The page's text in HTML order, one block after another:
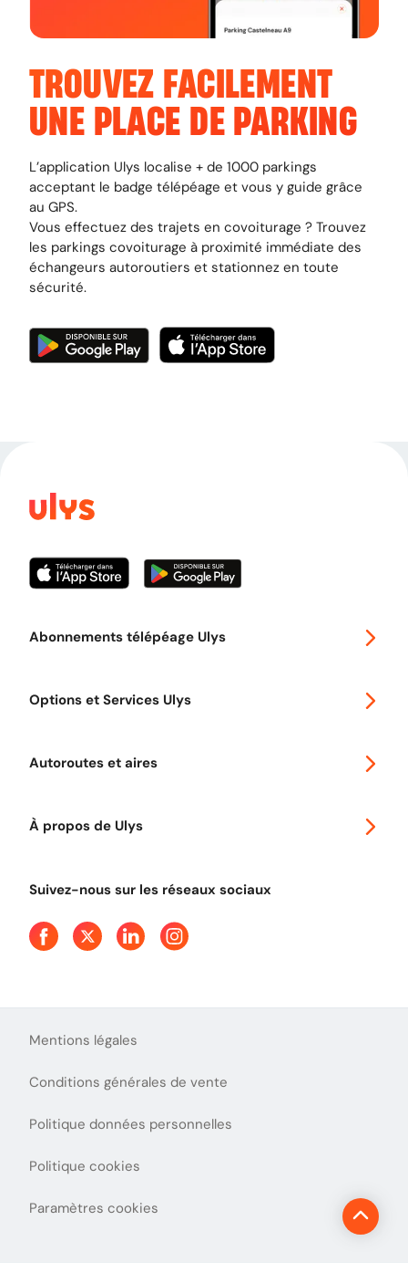
TROUVEZ FACILEMENT
UNE PLACE DE PARKING
L’application Ulys localise + de 1000 parkings
acceptant le badge télépéage et vous y guide grâce
au GPS.
Vous effectuez des trajets en covoiturage ? Trouvez
les parkings covoiturage à proximité immédiate des
échangeurs autoroutiers et stationnez en toute
sécurité.
Abonnements télépéage Ulys
Options et Services Ulys
Autoroutes et aires
À propos de Ulys
Suivez-nous sur les réseaux sociaux
Mentions légales
Conditions générales de vente
Politique données personnelles
Politique cookies
Paramètres cookies